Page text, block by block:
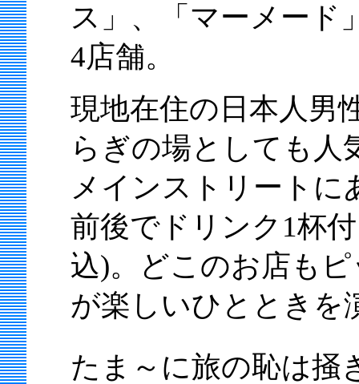
ス」、「マーメード
4店舗。
現地在住の日本人男
らぎの場としても人
メインストリートに
前後でドリンク1杯
込)。どこのお店も
が楽しいひとときを
たま～に旅の恥は掻